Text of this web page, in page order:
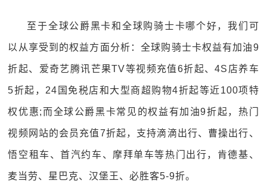
至于全球公爵黑卡和全球购骑士卡哪个好，我们可
以从享受到的权益方面分析：全球购骑士卡权益有加油9
折起、爱奇艺腾讯芒果TV等视频充值6折起、4S店养车
5折起，24国免税店和大型商超购物4折起等近100项特
权优惠;而全球公爵黑卡常见的权益有加油9折起，热门
视频网站的会员充值7折起，支持滴滴出行、曹操出行、
悟空租车、首汽约车、摩拜单车等热门出行，肯德基、
麦当劳、星巴克、汉堡王、必胜客5-9折。